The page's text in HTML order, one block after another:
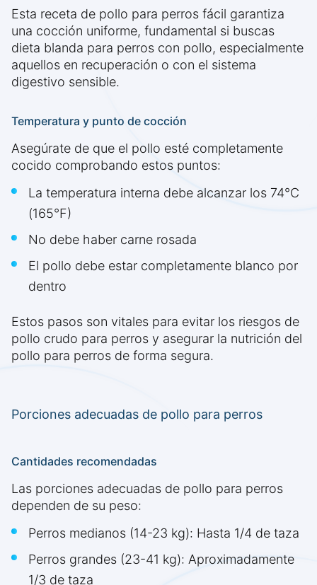
Esta receta de pollo para perros fácil garantiza
una cocción uniforme, fundamental si buscas
dieta blanda para perros con pollo, especialmente
aquellos en recuperación o con el sistema
digestivo sensible.
Temperatura y punto de cocción
Asegúrate de que el pollo esté completamente
cocido comprobando estos puntos:
La temperatura interna debe alcanzar los 74°C
(165°F)
No debe haber carne rosada
El pollo debe estar completamente blanco por
dentro
Estos pasos son vitales para evitar los riesgos de
pollo crudo para perros y asegurar la nutrición del
pollo para perros de forma segura.
Porciones adecuadas de pollo para perros
Cantidades recomendadas
Las porciones adecuadas de pollo para perros
dependen de su peso:
Perros medianos (14-23 kg): Hasta 1/4 de taza
Perros grandes (23-41 kg): Aproximadamente
1/3 de taza